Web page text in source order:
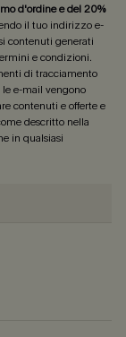
d'ordine e del 20%
il tuo indirizzo e-
contenuti generati
e condizioni.
di tracciamento
e-mail vengono
contenuti e offerte e
descritto nella
in qualsiasi